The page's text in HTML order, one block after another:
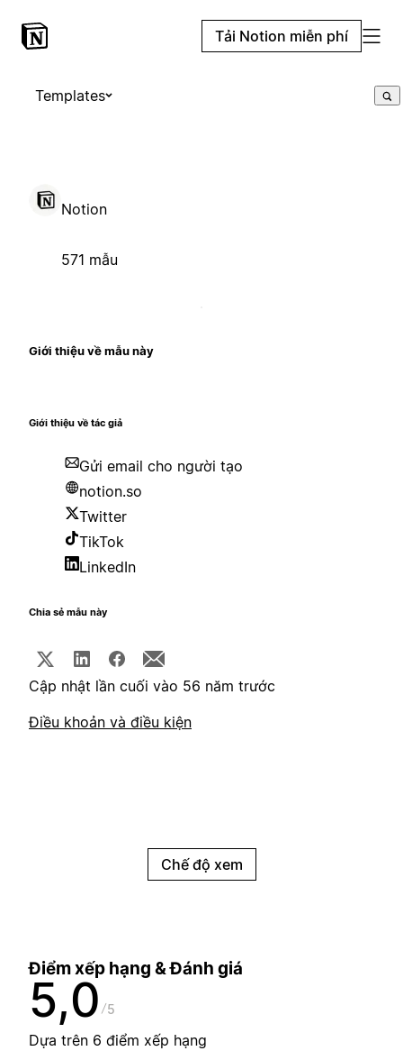
Tải Notion miễn phí
Templates
Notion
571 mẫu
Giới thiệu về mẫu này
Giới thiệu về tác giả
Gửi email cho người tạo
notion.so
Twitter
TikTok
LinkedIn
Chia sẻ mẫu này
Cập nhật lần cuối vào 56 năm trước
Điều khoản và điều kiện
Chế độ xem
Điểm xếp hạng & Đánh giá
5,0 5
Dựa trên 6 điểm xếp hạng